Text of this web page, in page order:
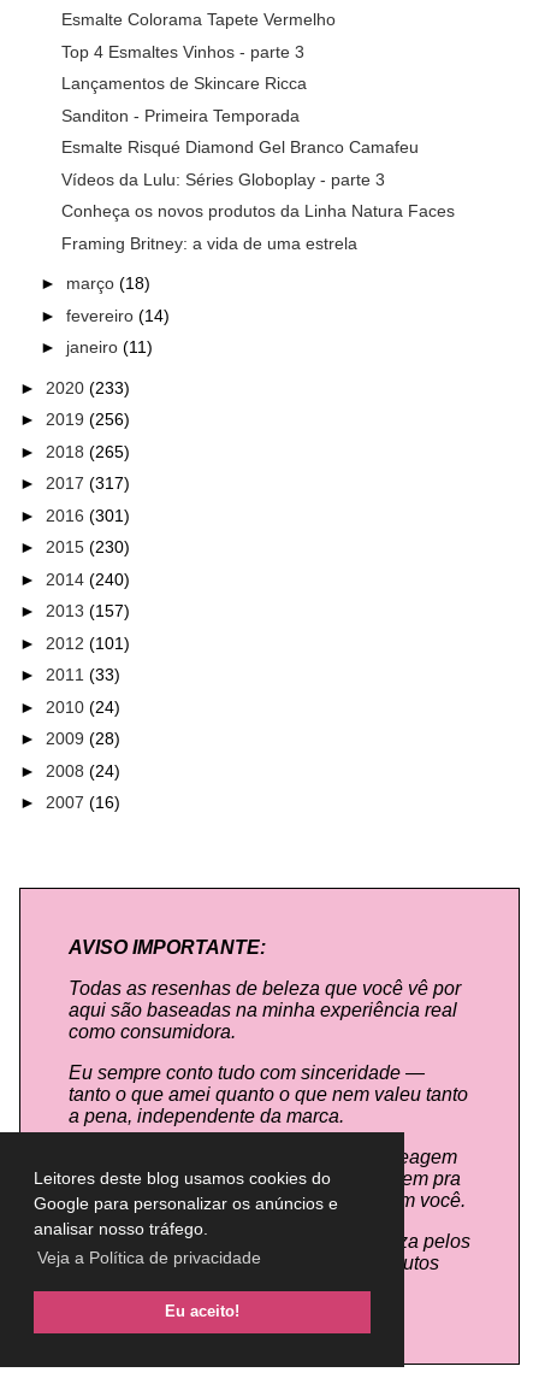
Leitores deste blog usamos cookies do
Google para personalizar os anúncios e
analisar nosso tráfego.
Veja a Política de privacidade
Eu aceito!
Esmalte Colorama Tapete Vermelho
Top 4 Esmaltes Vinhos - parte 3
Lançamentos de Skincare Ricca
Sanditon - Primeira Temporada
Esmalte Risqué Diamond Gel Branco Camafeu
Vídeos da Lulu: Séries Globoplay - parte 3
Conheça os novos produtos da Linha Natura Faces
Framing Britney: a vida de uma estrela
► março (18)
► fevereiro (14)
► janeiro (11)
► 2020 (233)
► 2019 (256)
► 2018 (265)
► 2017 (317)
► 2016 (301)
► 2015 (230)
► 2014 (240)
► 2013 (157)
► 2012 (101)
► 2011 (33)
► 2010 (24)
► 2009 (28)
► 2008 (24)
► 2007 (16)
AVISO IMPORTANTE:
Todas as resenhas de beleza que você vê por
aqui são baseadas na minha experiência real
como consumidora.
Eu sempre conto tudo com sinceridade —
tanto o que amei quanto o que nem valeu tanto
a pena, independente da marca.
Mas vale lembrar: cada pele e cabelo reagem
de um jeito, tá? O que funciona super bem pra
mim pode não ter o mesmo resultado em você.
Por isso, este blog não se responsabiliza pelos
resultados obtidos após o uso dos produtos